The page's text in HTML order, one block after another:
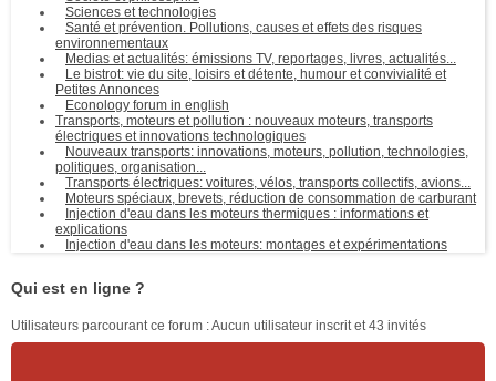
Sciences et technologies
Santé et prévention. Pollutions, causes et effets des risques
environnementaux
Medias et actualités: émissions TV, reportages, livres, actualités...
Le bistrot: vie du site, loisirs et détente, humour et convivialité et
Petites Annonces
Econology forum in english
Transports, moteurs et pollution : nouveaux moteurs, transports
électriques et innovations technologiques
Nouveaux transports: innovations, moteurs, pollution, technologies,
politiques, organisation...
Transports électriques: voitures, vélos, transports collectifs, avions...
Moteurs spéciaux, brevets, réduction de consommation de carburant
Injection d'eau dans les moteurs thermiques : informations et
explications
Injection d'eau dans les moteurs: montages et expérimentations
Qui est en ligne ?
Utilisateurs parcourant ce forum : Aucun utilisateur inscrit et 43 invités